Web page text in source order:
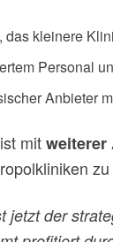
das kleinere
Personal
Anbieter
mitweiterer
jetzt der